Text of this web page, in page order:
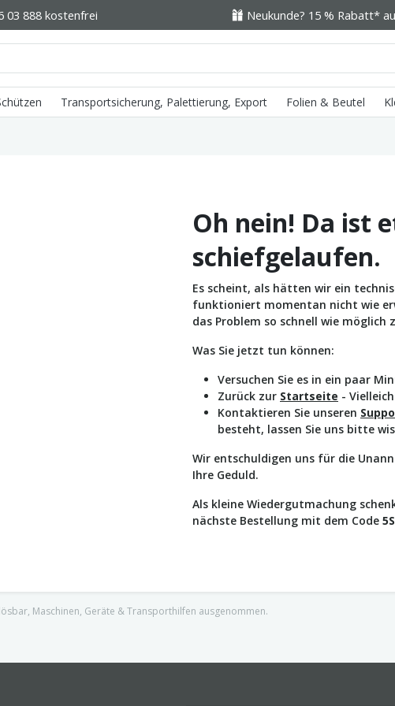
03 888 kostenfrei Neukunde? 15 % Rabatt*
Transportsicherung, Palettierung, Export Folien & Beutel
Oh nein! Da ist
schiefgelaufen.
Es scheint, als hätten wir ein
funktioniert momentan nicht wie
das Problem so schnell wie möglich
Was Sie jetzt tun können:
Versuchen Sie es in ein paar
Zurück zur Startseite -
Kontaktieren Sie unseren
besteht, lassen Sie uns bitte
Wir entschuldigen uns für die
Ihre Geduld.
Als kleine Wiedergutmachung
nächste Bestellung mit dem Code
Maschinen, Geräte & Transporthilfen ausgenommen.